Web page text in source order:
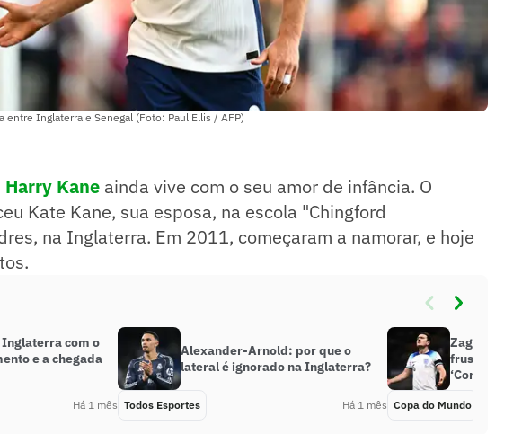
entre Inglaterra e Senegal (Foto: Paul Ellis / AFP)
Harry Kane ainda vive com o seu amor de infância. O
Kate Kane, sua esposa, na escola "Chingford
na Inglaterra. Em 2011, começaram a namorar, e hoje
Inglaterra com o
e a chegada
Há 1 mês
Alexander-Arnold: por que o
lateral é ignorado na Inglaterra?
Todos Esportes Há 1 mês
Zagueiro
frustração
Copa do Mundo